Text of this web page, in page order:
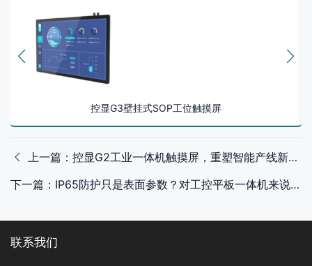
控显G3壁挂式SOP工位触摸屏
上一篇：控显G2工业一体机触摸屏，重塑智能产线新格局
下一篇：IP65防护只是表面参数？对工控平板一体机来说远不止如此
联系我们